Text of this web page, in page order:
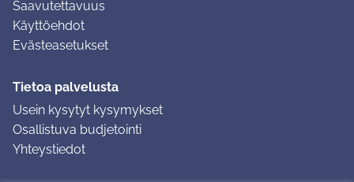
Saavutettavuus
Käyttöehdot
Evästeasetukset
Tietoa palvelusta
Usein kysytyt kysymykset
Osallistuva budjetointi
Yhteystiedot